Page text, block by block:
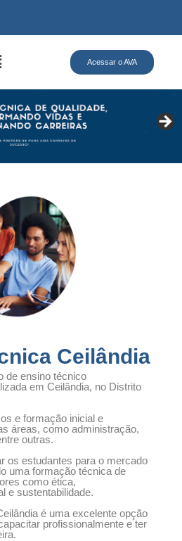
Acessar o AVA
Ceilândia
de ensino técnico
em Ceilândia, no Distrito
e formação inicial e
áreas, como administração,
outras.
os estudantes para o mercado
uma formação técnica de
como ética,
e sustentabilidade.
é uma excelente opção
profissionalmente e ter